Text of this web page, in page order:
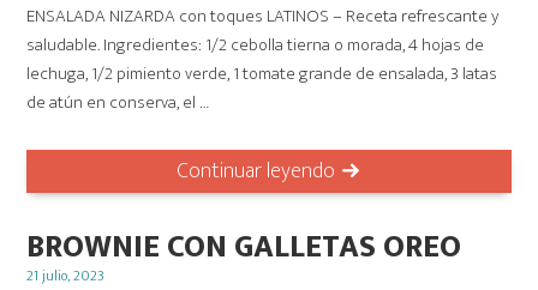
ENSALADA NIZARDA con toques LATINOS – Receta refrescante y
saludable. Ingredientes: 1/2 cebolla tierna o morada, 4 hojas de
lechuga, 1/2 pimiento verde, 1 tomate grande de ensalada, 3 latas
de atún en conserva, el …
Continuar leyendo
BROWNIE CON GALLETAS OREO
Posted
21 julio, 2023